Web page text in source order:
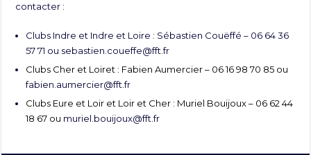
contacter :
Clubs Indre et Indre et Loire : Sébastien Couëffé – 06 64 36
57 71 ou sebastien.coueffe@fft.fr
Clubs Cher et Loiret : Fabien Aumercier – 06 16 98 70 85 ou
fabien.aumercier@fft.fr
Clubs Eure et Loir et Loir et Cher : Muriel Bouijoux – 06 62 44
18 67 ou muriel.bouijoux@fft.fr